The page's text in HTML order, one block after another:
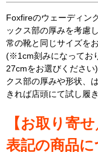
Foxfireのウェーディン
ックス部の厚みを考慮
常の靴と同じサイズを
(※1cm刻みになってお
27cmをお選びくださ
クス部の厚みや形状、
きれば店頭にて試し履
【お取り寄
表記の商品に